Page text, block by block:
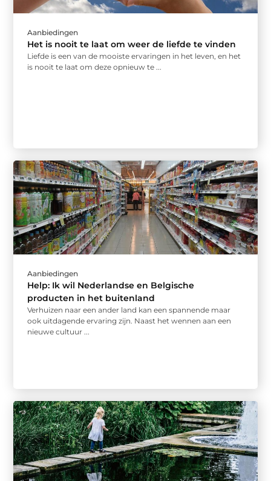
Aanbiedingen
Het is nooit te laat om weer de liefde te vinden
Liefde is een van de mooiste ervaringen in het leven, en het
is nooit te laat om deze opnieuw te ...
Aanbiedingen
Help: Ik wil Nederlandse en Belgische
producten in het buitenland
Verhuizen naar een ander land kan een spannende maar
ook uitdagende ervaring zijn. Naast het wennen aan een
nieuwe cultuur ...